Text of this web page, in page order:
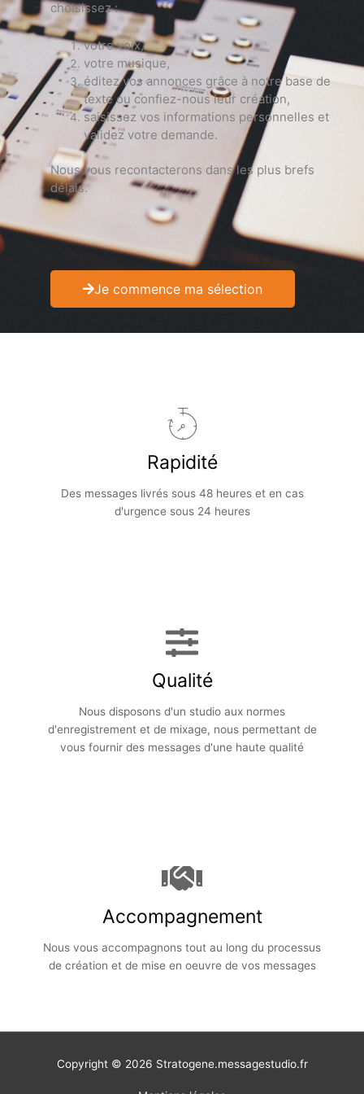
choisissez :
votre voix,
votre musique,
éditez vos annonces grâce à notre base de
texte ou confiez-nous leur création,
saisissez vos informations personnelles et
validez votre demande.
Nous vous recontacterons dans les plus brefs
délais.
Je commence ma sélection
Rapidité
Des messages livrés sous 48 heures et en cas
d'urgence sous 24 heures
Qualité
Nous disposons d'un studio aux normes
d'enregistrement et de mixage, nous permettant de
vous fournir des messages d'une haute qualité
Accompagnement
Nous vous accompagnons tout au long du processus
de création et de mise en oeuvre de vos messages
Copyright © 2026 Stratogene.messagestudio.fr